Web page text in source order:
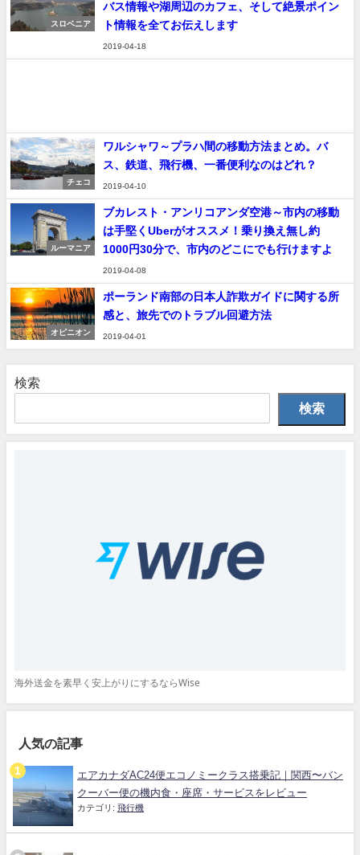
スロベニア
バス情報や湖周辺のカフェ、そして絶景ポイン
ト情報を全てお伝えします
2019-04-18
チェコ
ワルシャワ～プラハ間の移動方法まとめ。バ
ス、鉄道、飛行機、一番便利なのはどれ？
2019-04-10
ルーマニア
ブカレスト・アンリコアンダ空港～市内の移動
は手堅くUberがオススメ！乗り換え無し約
1000円30分で、市内のどこにでも行けますよ
2019-04-08
オピニオン
ポーランド南部の日本人詐欺ガイドに関する所
感と、旅先でのトラブル回避方法
2019-04-01
検索
検索
海外送金を素早く安上がりにするならWise
人気の記事
エアカナダAC24便エコノミークラス搭乗記｜関西〜バン
クーバー便の機内食・座席・サービスをレビュー
カテゴリ: 飛行機